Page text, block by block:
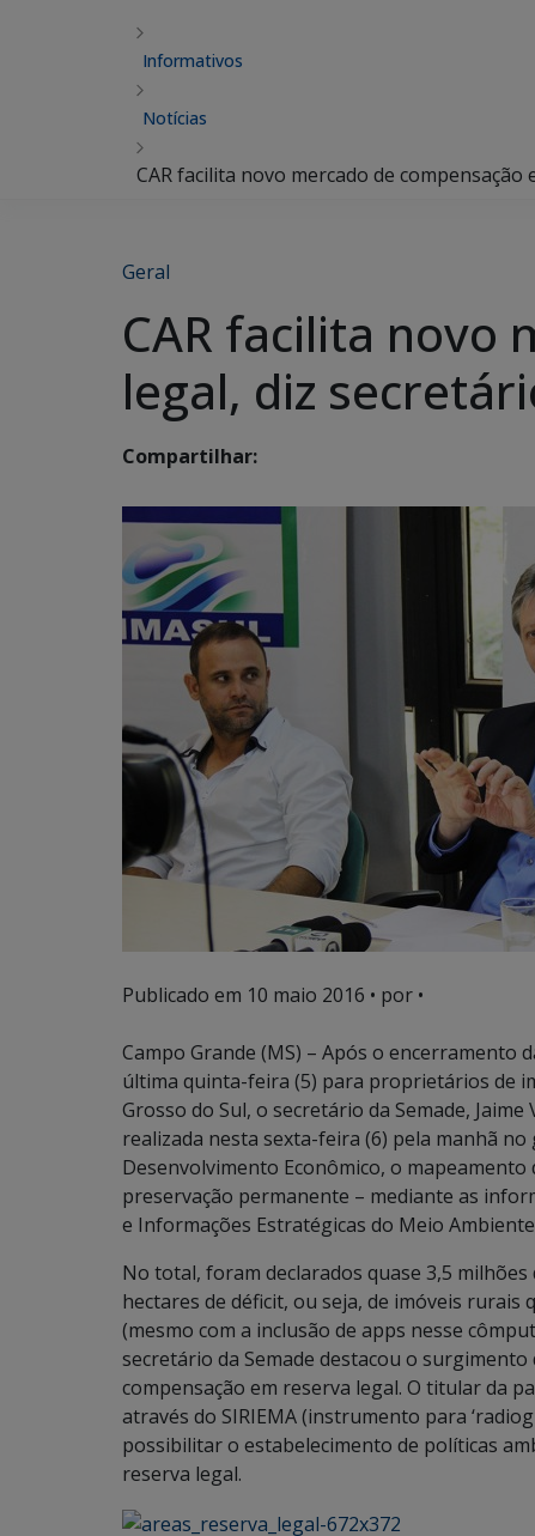
Informativos
Notícias
CAR facilita novo mercado de
Geral
CAR facilita novo
legal, diz
Compartilhar:
Publicado em 10 maio 2016 • por •
Campo Grande (MS) – Após o encerramento
última quinta-feira (5) para proprietários de
Grosso do Sul, o secretário da Semade,
realizada nesta sexta-feira (6) pela manhã
Desenvolvimento Econômico, o
preservação permanente – mediante as
e Informações Estratégicas do Meio Ambiente
No total, foram declarados quase 3,5
hectares de déficit, ou seja, de imóveis rurais
(mesmo com a inclusão de apps nesse
secretário da Semade destacou o
compensação em reserva legal. O titular da
através do SIRIEMA (instrumento para
possibilitar o estabelecimento de políticas
reserva legal.